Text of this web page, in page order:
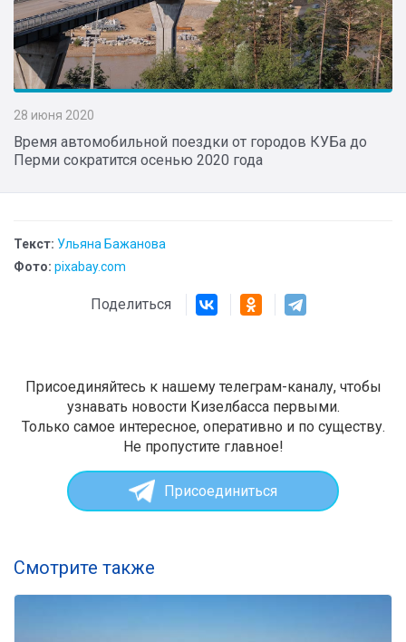
28 июня 2020
Время автомобильной поездки от городов КУБа до
Перми сократится осенью 2020 года
Текст: Ульяна Бажанова
Фото: pixabay.com
Поделиться
Присоединяйтесь к нашему телеграм-каналу, чтобы
узнавать новости Кизелбасса первыми.
Только самое интересное, оперативно и по существу.
Не пропустите главное!
Присоединиться
Смотрите также